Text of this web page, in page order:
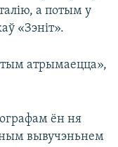
а потым у
«Зэніт».
атрымаецца»,
ён ня
вывучэньнем